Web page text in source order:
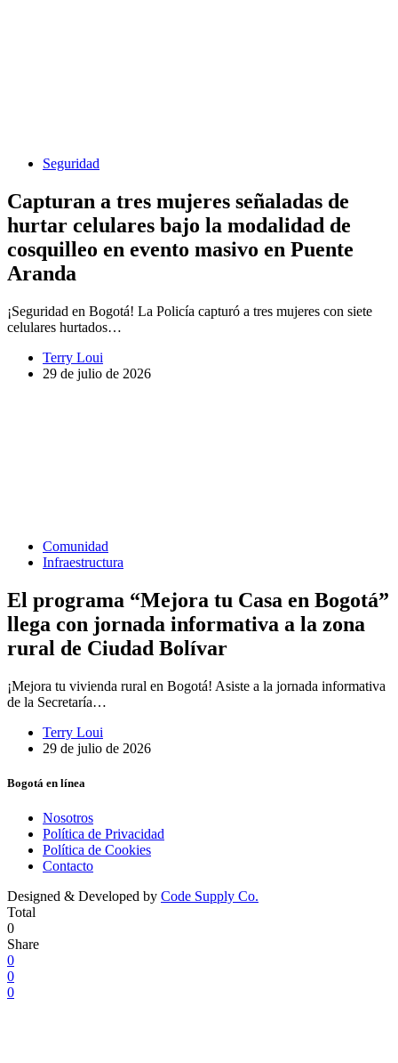
Seguridad
Capturan a tres mujeres señaladas de
hurtar celulares bajo la modalidad de
cosquilleo en evento masivo en Puente
Aranda
¡Seguridad en Bogotá! La Policía capturó a tres mujeres con siete
celulares hurtados…
Terry Loui
29 de julio de 2026
Comunidad
Infraestructura
El programa “Mejora tu Casa en Bogotá”
llega con jornada informativa a la zona
rural de Ciudad Bolívar
¡Mejora tu vivienda rural en Bogotá! Asiste a la jornada informativa
de la Secretaría…
Terry Loui
29 de julio de 2026
Bogotá en línea
Nosotros
Política de Privacidad
Política de Cookies
Contacto
Designed & Developed by Code Supply Co.
Total
0
Share
0
0
0